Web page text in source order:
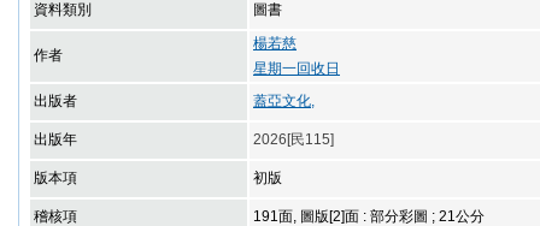
資料類別 圖書
作者
楊若慈
星期一回收日
出版者
蓋亞文化,
出版年 2026[民115]
版本項 初版
稽核項 191面, 圖版[2]面 : 部分彩圖 ; 21公分